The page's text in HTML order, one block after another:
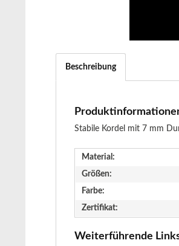
Beschreibung
Stabile Kordel mit 7 mm
Material:
Größen:
Farbe:
Zertifikat:
Weiterführende